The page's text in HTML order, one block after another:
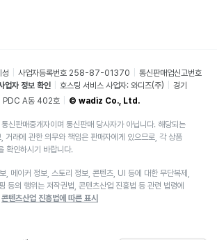
성 사업자등록번호 258-87-01370
통신판매업신고번호
업자 정보 확인 호스팅 서비스 사업자: 와디즈(주)
경기
PDC A동 402호
© wadiz Co., Ltd.
신판매중개자이며 통신판매 당사자가 아닙니다. 해당되는
거래에 관한 의무와 책임은 판매자에게 있으므로, 각 상품
확인하시기 바랍니다.
, 메이커 정보, 스토리 정보, 콘텐츠, UI 등에 대한 무단복제,
등의 행위는 저작권법, 콘텐츠산업 진흥법 등 관련 법령에
콘텐츠산업 진흥법에 따른 표시